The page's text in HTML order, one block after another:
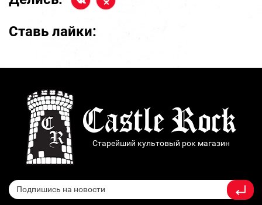
Ставь лайки:
Старейший культовый рок магазин